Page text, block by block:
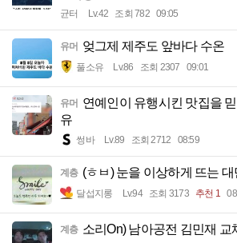
균터 Lv.42 조회 782 09:05
유머 엊그제 제주도 앞바다 수온
풀소유 Lv.86 조회 2307 09:01
유머 연예인이 유행시킨 맛집을
유
썽바 Lv.89 조회 2712 08:59
계층 (ㅎㅂ) 눈을 이상하게 뜨는
달섭지롱 Lv.94 조회 3173 추천 1
계층 소리On) 남아공전 김민재 교